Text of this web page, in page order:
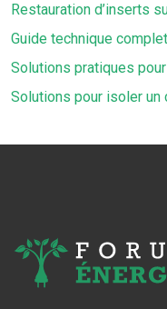
Restauration d’inserts
Guide technique
Solutions pratiques
Solutions pour isoler